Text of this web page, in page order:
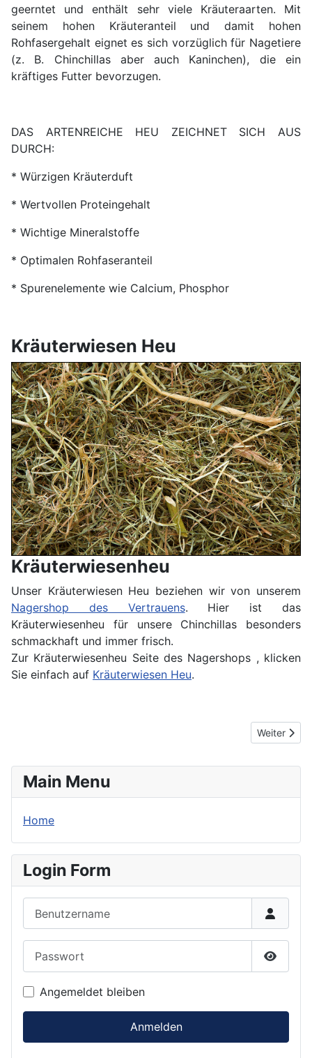
geerntet und enthält sehr viele Kräuteraarten. Mit
seinem hohen Kräuteranteil und damit hohen
Rohfasergehalt eignet es sich vorzüglich für Nagetiere
(z. B. Chinchillas aber auch Kaninchen), die ein
kräftiges Futter bevorzugen.
DAS ARTENREICHE HEU ZEICHNET SICH AUS
DURCH:
* Würzigen Kräuterduft
* Wertvollen Proteingehalt
* Wichtige Mineralstoffe
* Optimalen Rohfaseranteil
* Spurenelemente wie Calcium, Phosphor
Kräuterwiesen Heu
Kräuterwiesenheu
Unser Kräuterwiesen Heu beziehen wir von unserem
Nagershop des Vertrauens. Hier ist das
Kräuterwiesenheu für unsere Chinchillas besonders
schmackhaft und immer frisch.
Zur Kräuterwiesenheu Seite des Nagershops , klicken
Sie einfach auf Kräuterwiesen Heu.
Nächster
Weiter
Main Menu
Home
Login Form
Angemeldet bleiben
Anmelden